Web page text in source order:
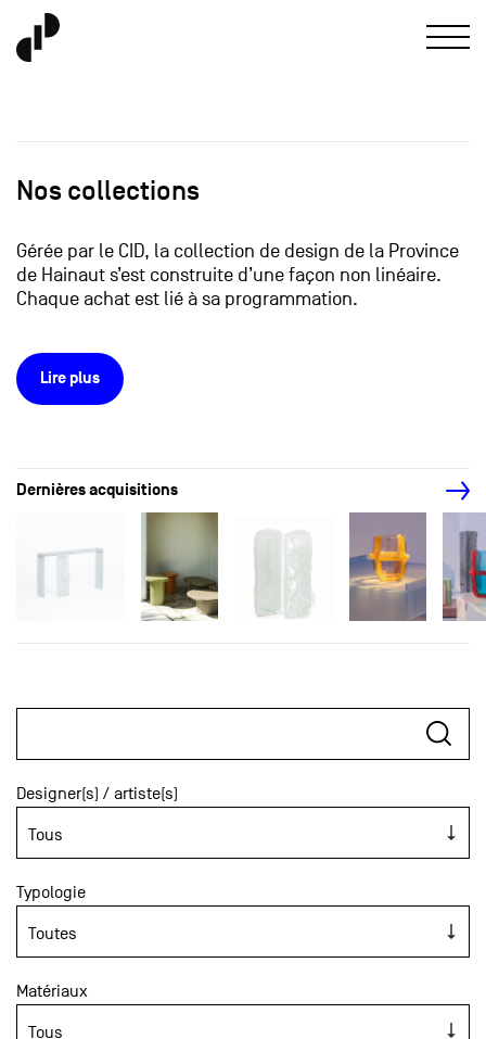
Nos collections
Gérée par le CID, la collection de design de la Province
de Hainaut s’est construite d’une façon non linéaire.
Chaque achat est lié à sa programmation.
Lire plus
Dernières acquisitions
Designer(s) / artiste(s)
Typologie
Matériaux